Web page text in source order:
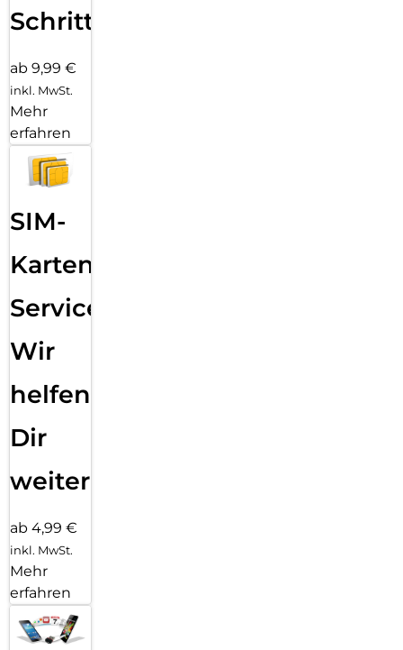
Schritten
ab 9,99 €
inkl. MwSt.
Mehr
erfahren
SIM-
Karten
Service:
Wir
helfen
Dir
weiter
ab 4,99 €
inkl. MwSt.
Mehr
erfahren